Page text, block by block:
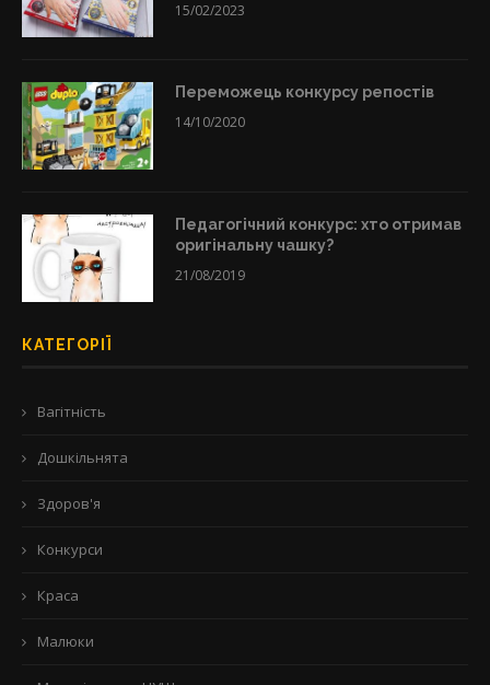
15/02/2023
Переможець конкурсу репостів
14/10/2020
Педагогічний конкурс: хто отримав
оригінальну чашку?
21/08/2019
КАТЕГОРІЇ
Вагітність
Дошкільнята
Здоров'я
Конкурси
Краса
Малюки